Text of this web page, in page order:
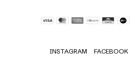
INSTAGRAM FACEBOOK